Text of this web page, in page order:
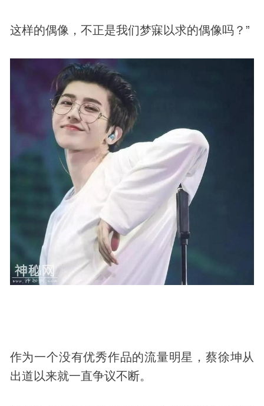
这样的偶像，不正是我们梦寐以求的偶像吗？”
作为一个没有优秀作品的流量明星，蔡徐坤从
出道以来就一直争议不断。